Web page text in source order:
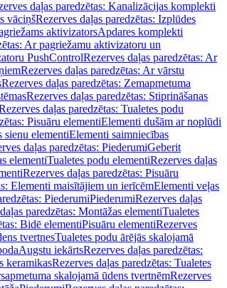
daļas paredzētas: Kanalizācijas komplekti
vāciņšRezerves daļas paredzētas: Izplūdes
aktivizatorsApdares komplekti
Ar pagriežamu aktivizatoru un
PushControlRezerves daļas paredzētas: Ar
Rezerves daļas paredzētas: Ar vārstu
Rezerves daļas paredzētas: Zemapmetuma
Rezerves daļas paredzētas: Stiprināšanas
daļas paredzētas: Tualetes podu
Pisuāru elementiElementi dušām ar noplūdi
sienu elementiElementi saimniecības
daļas paredzētas: PiederumiGeberit
elementiTualetes podu elementiRezerves daļas
Rezerves daļas paredzētas: Pisuāru
Elementi maisītājiem un ierīcēmElementi veļas
PiederumiPiederumiRezerves daļas
paredzētas: Montāžas elementiTualetes
Bidē elementiPisuāru elementiRezerves
tvertnesTualetes podu ārējās skalojamā
Augstu iekārtsRezerves daļas paredzētas:
keramikasRezerves daļas paredzētas: Tualetes
skalojamā ūdens tvertnēmRezerves